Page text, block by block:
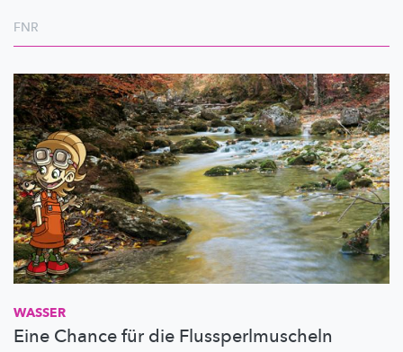
FNR
WASSER
Eine Chance für die Flussperlmuscheln